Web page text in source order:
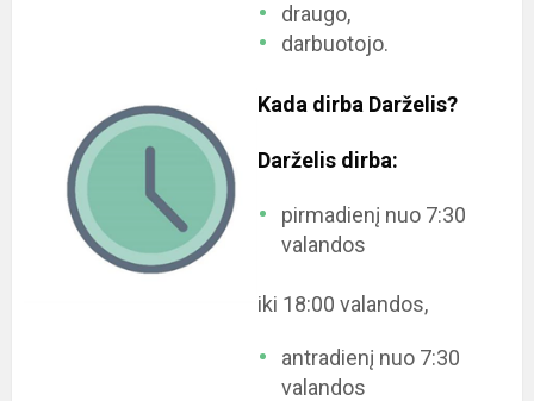
draugo,
darbuotojo.
Kada dirba Darželis?
Darželis dirba:
pirmadienį nuo 7:30
valandos
iki 18:00 valandos,
antradienį nuo 7:30
valandos